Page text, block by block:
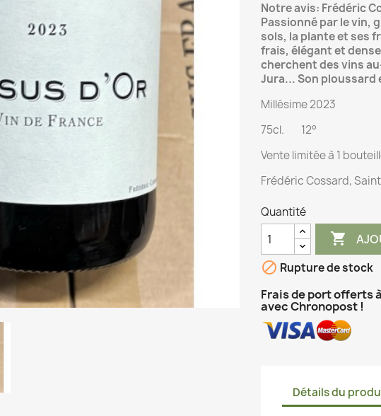
Notre avis: Frédéric
Passionné par le vin,
sols, la plante et ses
frais, élégant et
cherchent des vins
Jura... Son ploussard
Millésime 2023
75cl. 12°
Ventelimitée à 1
Frédéric Cossard,
Quantité

 Rupture de stock
Frais de port offerts
avec Chronopost !
Détails du